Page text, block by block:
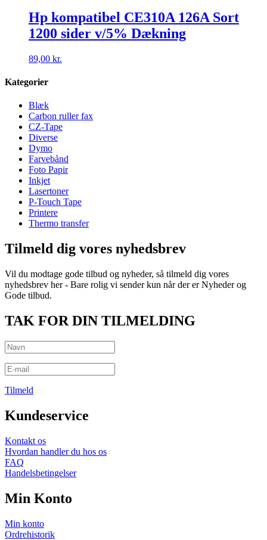
Hp kompatibel CE310A 126A Sort
1200 sider v/5% Dækning
89,00 kr.
Kategorier
Blæk
Carbon ruller fax
CZ-Tape
Diverse
Dymo
Farvebånd
Foto Papir
Inkjet
Lasertoner
P-Touch Tape
Printere
Thermo transfer
Tilmeld dig vores nyhedsbrev
Vil du modtage gode tilbud og nyheder, så tilmeld dig vores
nyhedsbrev her - Bare rolig vi sender kun når der er Nyheder og
Gode tilbud.
TAK FOR DIN TILMELDING
Tilmeld
Kundeservice
Kontakt os
Hvordan handler du hos os
FAQ
Handelsbetingelser
Min Konto
Min konto
Ordrehistorik